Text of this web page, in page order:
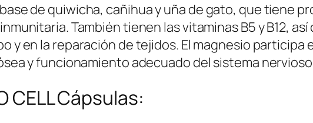
0
0
.
de quiwicha, cañihua y uña de gato, que tiene
También tienen las vitaminas B5 y B12,
y en la reparación de tejidos. El magnesio
y funcionamiento adecuado del sistema
CELL Cápsulas: